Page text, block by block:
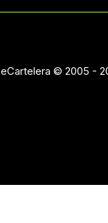
eCartelera © 2005 -